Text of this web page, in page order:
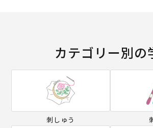
カテゴリー別の
刺しゅう